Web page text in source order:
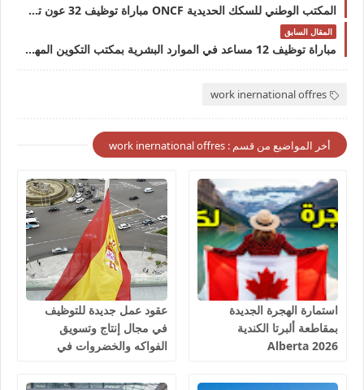
المكتب الوطني للسكك الحديدية ONCF مباراة توظيف 32 عون تجاري تقني المبيعات آخر أجل 23 أكتوبر 2023
المقال السابق
مباراة توظيف 12 مساعد في الموارد البشرية بمكتب التكوين المهني وإنعاش الشغل آخر أجل 28 اكتوبر 2023
work inernational offres
أخر المواضيع من قسم : work inernational offres
استمارة الهجرة الجديدة
بمقاطعة ألبرتا الكندية
Alberta 2026
عقود عمل جديدة للتوظيف
في مجال إنتاج وتسويق
الفواكه والخضروات في